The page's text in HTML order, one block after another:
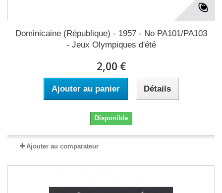
Dominicaine (République) - 1957 - No PA101/PA103
- Jeux Olympiques d'été
2,00 €
Ajouter au panier Détails
Disponible
Ajouter au comparateur